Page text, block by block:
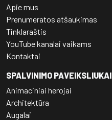
Apie mus
Prenumeratos atšaukimas
Tinklaraštis
YouTube kanalai vaikams
Kontaktai
SPALVINIMO PAVEIKSLIUKAI
Animaciniai herojai
Architektūra
Augalai